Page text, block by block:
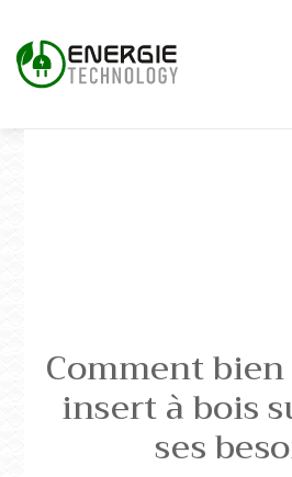
Comment
insert à bois
ses